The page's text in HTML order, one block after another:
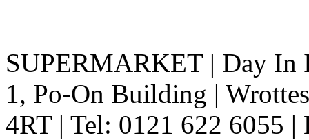
SUPERMARKET | Day In
1, Po-On Building |
4RT | Tel: 0121 622 6055 |